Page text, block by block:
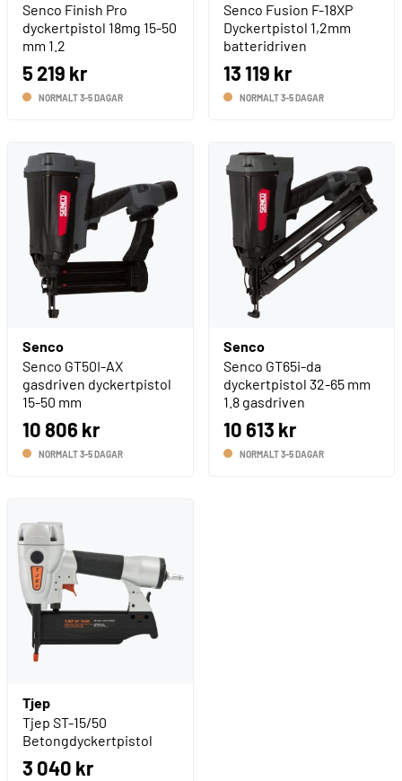
Senco Finish Pro
dyckertpistol 18mg 15-50
mm 1.2
5 219 kr
NORMALT 3-5 DAGAR
Senco Fusion F-18XP
Dyckertpistol 1,2mm
batteridriven
13 119 kr
NORMALT 3-5 DAGAR
Senco
Senco GT50I-AX
gasdriven dyckertpistol
15-50 mm
10 806 kr
NORMALT 3-5 DAGAR
Senco
Senco GT65i-da
dyckertpistol 32-65 mm
1.8 gasdriven
10 613 kr
NORMALT 3-5 DAGAR
Tjep
Tjep ST-15/50
Betongdyckertpistol
3 040 kr